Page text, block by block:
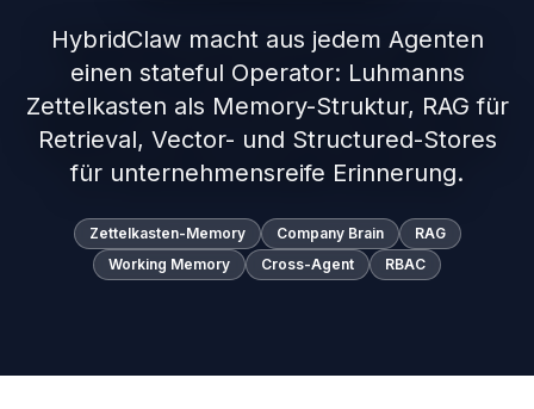
HybridClaw macht aus jedem Agenten
einen stateful Operator: Luhmanns
Zettelkasten als Memory-Struktur, RAG für
Retrieval, Vector- und Structured-Stores
für unternehmensreife Erinnerung.
Zettelkasten-Memory Company Brain
RAG
Working Memory
Cross-Agent RBAC